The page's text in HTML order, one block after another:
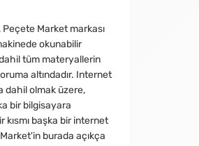
Market markası
okunabilir
tüm materyallerin
altındadır. Internet
dahil olmak üzere,
bir bilgisayara
başka bir internet
burada açıkça